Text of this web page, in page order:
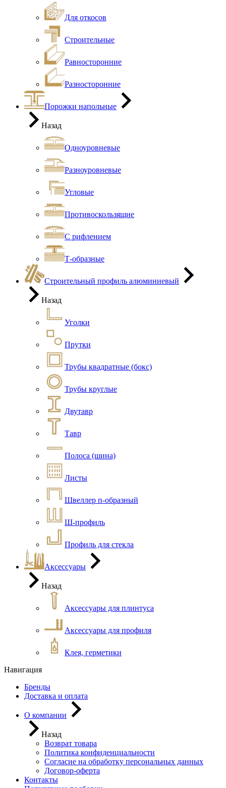
Для откосов
Строительные
Равносторонние
Разносторонние
Порожки напольные
Назад
Одноуровневые
Разноуровневые
Угловые
Противоскользящие
С рифлением
Т-образные
Строительный профиль алюминиевый
Назад
Уголки
Прутки
Трубы квадратные (бокс)
Трубы круглые
Двутавр
Тавр
Полоса (шина)
Листы
Швеллер п-образный
Ш-профиль
Профиль для стекла
Аксессуары
Назад
Аксессуары для плинтуса
Аксессуары для профиля
Клея, герметики
Навигация
Бренды
Доставка и оплата
О компании
Назад
Возврат товара
Политика конфиденциальности
Согласие на обработку персональных данных
Договор-оферта
Контакты